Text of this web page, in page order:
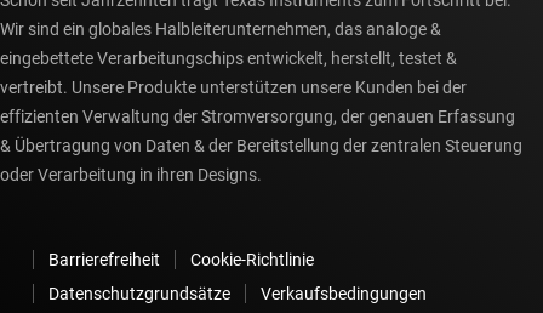
Wir sind ein globales Halbleiterunternehmen, das analoge &
eingebettete Verarbeitungschips entwickelt, herstellt, testet &
vertreibt. Unsere Produkte unterstützen unsere Kunden bei der
effizienten Verwaltung der Stromversorgung, der genauen Erfassung
& Übertragung von Daten & der Bereitstellung der zentralen Steuerung
oder Verarbeitung in ihren Designs.
Barrierefreiheit
Cookie-Richtlinie
Datenschutzgrundsätze
Verkaufsbedingungen